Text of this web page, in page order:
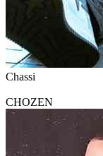
Chassi
CHOZEN